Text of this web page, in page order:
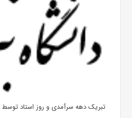
تبریک دهه سرآمدی و روز استاد توسط